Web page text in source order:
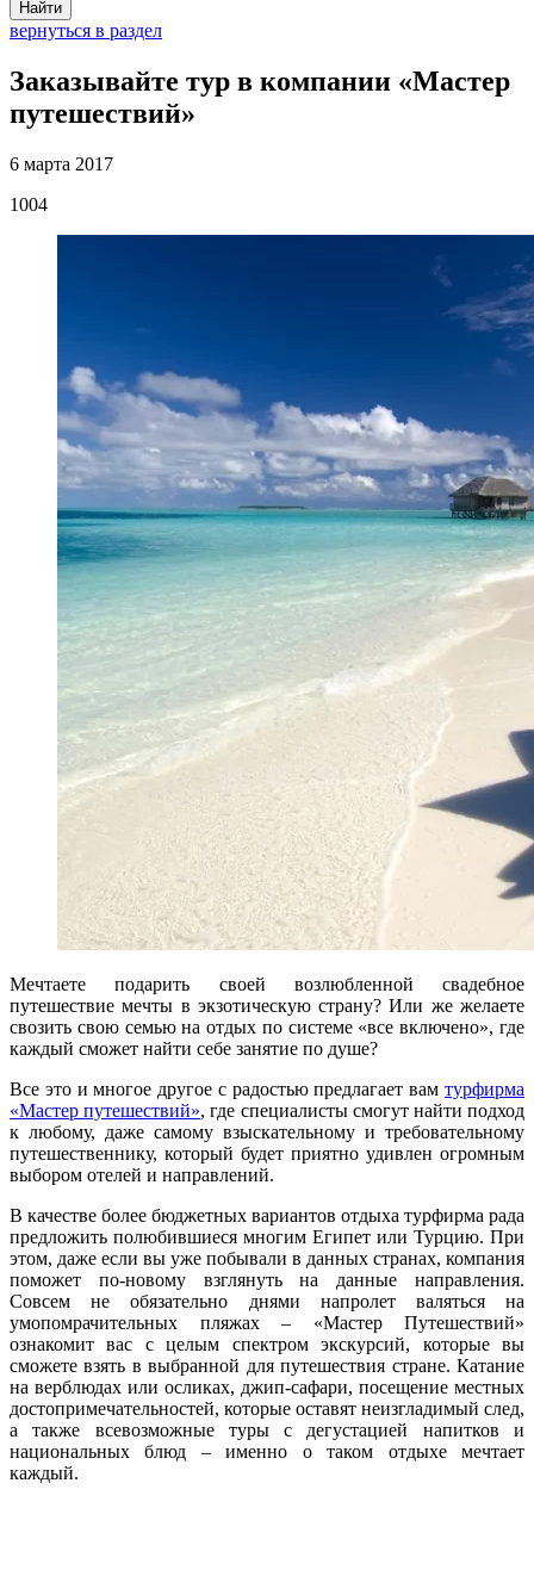
Найти
вернуться в раздел
Заказывайте тур в компании «Мастер
путешествий»
6 марта 2017
1004
Мечтаете подарить своей возлюбленной свадебное
путешествие мечты в экзотическую страну? Или же желаете
свозить свою семью на отдых по системе «все включено», где
каждый сможет найти себе занятие по душе?
Все это и многое другое с радостью предлагает вам турфирма
«Мастер путешествий», где специалисты смогут найти подход
к любому, даже самому взыскательному и требовательному
путешественнику, который будет приятно удивлен огромным
выбором отелей и направлений.
В качестве более бюджетных вариантов отдыха турфирма рада
предложить полюбившиеся многим Египет или Турцию. При
этом, даже если вы уже побывали в данных странах, компания
поможет по-новому взглянуть на данные направления.
Совсем не обязательно днями напролет валяться на
умопомрачительных пляжах – «Мастер Путешествий»
ознакомит вас с целым спектром экскурсий, которые вы
сможете взять в выбранной для путешествия стране. Катание
на верблюдах или осликах, джип-сафари, посещение местных
достопримечательностей, которые оставят неизгладимый след,
а также всевозможные туры с дегустацией напитков и
национальных блюд – именно о таком отдыхе мечтает
каждый.